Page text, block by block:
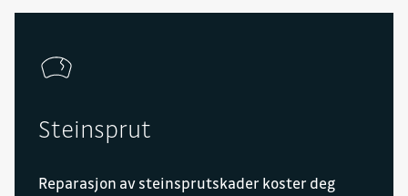
Steinsprut
Reparasjon av steinsprutskader koster deg